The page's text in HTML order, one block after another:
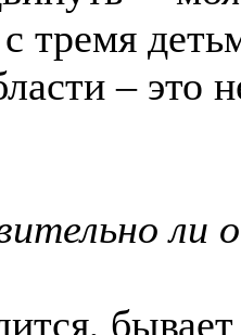
тремя
– это
ли